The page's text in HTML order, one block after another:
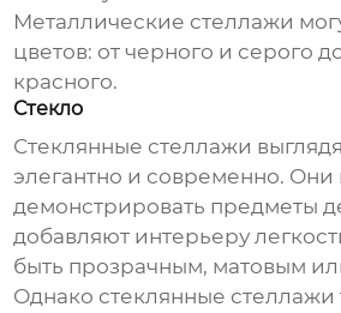
Металлические стеллажи
цветов: от черного и серого
красного.
Стекло
Стеклянные стеллажи
элегантно и современно. Они
демонстрировать предметы
добавляют интерьеру
быть прозрачным, матовым
Однако стеклянные стеллажи